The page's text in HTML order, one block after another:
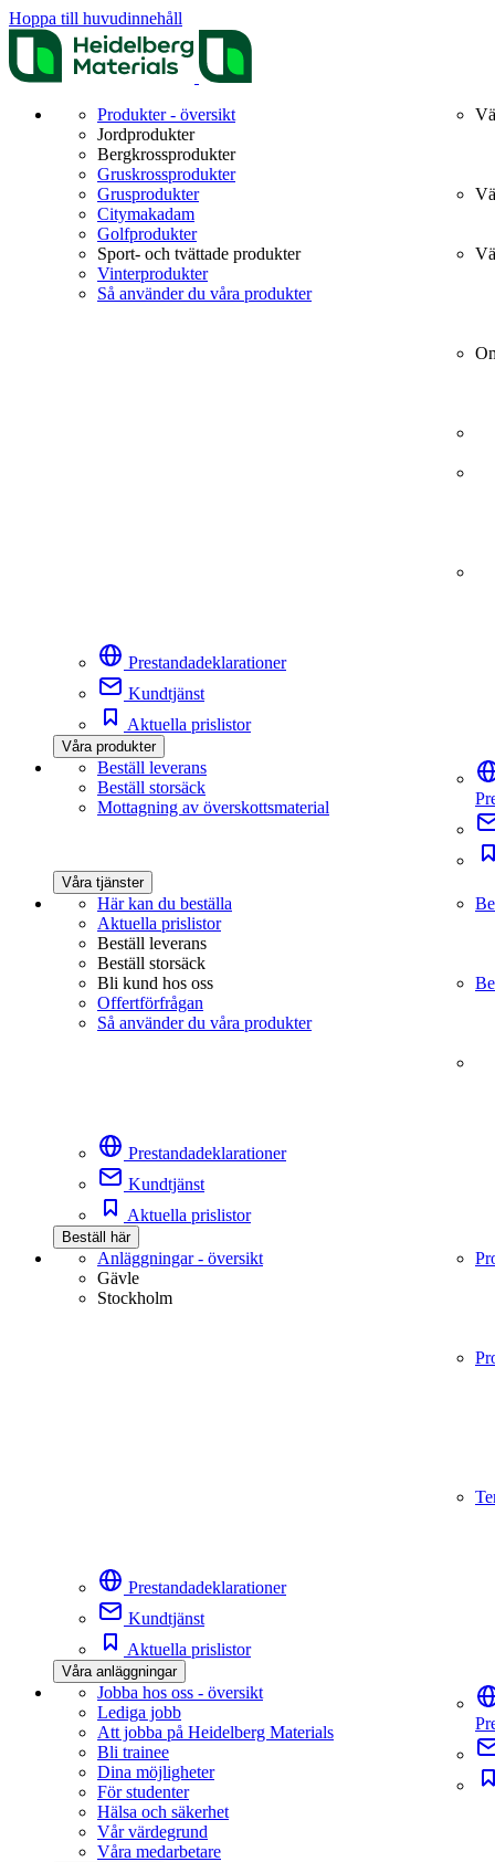
Hoppa till huvudinnehåll
Produkter - översikt
Jordprodukter
Bergkrossprodukter
Gruskrossprodukter
Grusprodukter
Citymakadam
Golfprodukter
Sport- och tvättade produkter
Vinterprodukter
Så använder du våra produkter
Prestandadeklarationer
Kundtjänst
Aktuella prislistor
Våra produkter
Beställ leverans
Beställ storsäck
Mottagning av överskottsmaterial
Våra tjänster
Här kan du beställa
Aktuella prislistor
Beställ leverans
Beställ storsäck
Bli kund hos oss
Offertförfrågan
Så använder du våra produkter
Prestandadeklarationer
Kundtjänst
Aktuella prislistor
Beställ här
Anläggningar - översikt
Gävle
Stockholm
Prestandadeklarationer
Kundtjänst
Aktuella prislistor
Våra anläggningar
Jobba hos oss - översikt
Lediga jobb
Att jobba på Heidelberg Materials
Bli trainee
Dina möjligheter
För studenter
Hälsa och säkerhet
Vår värdegrund
Våra medarbetare